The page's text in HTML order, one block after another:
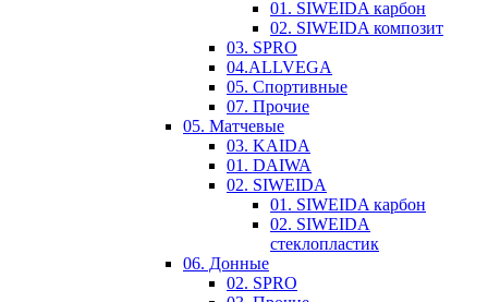
01. SIWEIDA карбон
02. SIWEIDA композит
03. SPRO
04.ALLVEGA
05. Спортивные
07. Прочие
05. Матчевые
03. KAIDA
01. DAIWA
02. SIWEIDA
01. SIWEIDA карбон
02. SIWEIDA
стеклопластик
06. Донные
02. SPRO